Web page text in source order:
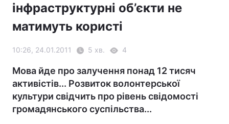
інфраструктурні об’єкти не
матимуть користі
10:26, 24.01.2011 5 хв. 4
Мова йде про залучення понад 12 тисяч
активістів... Розвиток волонтерської
культури свідчить про рівень свідомості
громадянського суспільства...